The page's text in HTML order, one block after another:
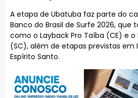
A etapa de Ubatuba faz parte do
Banco do Brasil de Surfe 2026,
como o Layback Pro Taíba (CE) e o
(SC), além de etapas previstas em
Espírito Santo.